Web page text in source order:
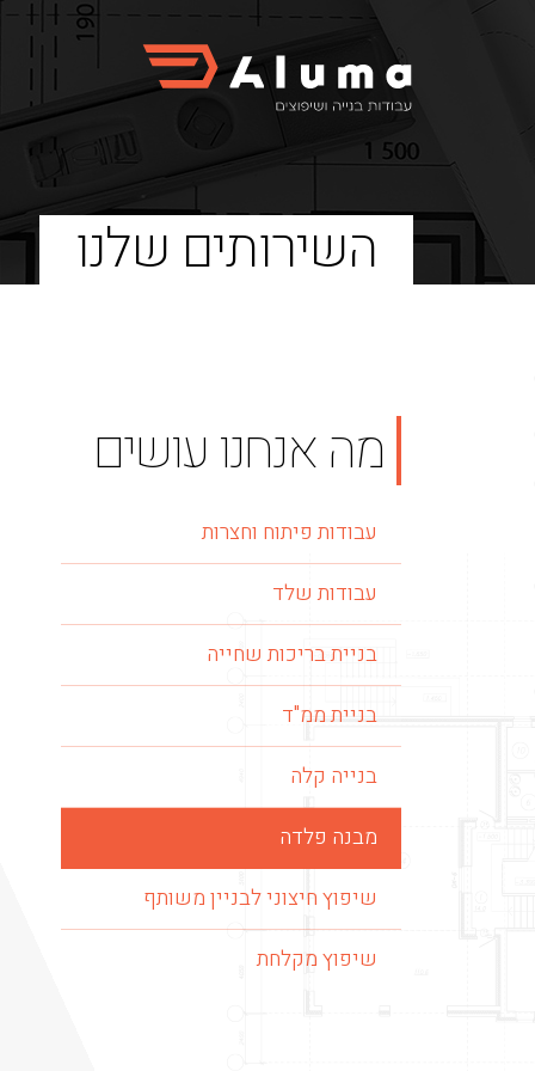
השירותים שלנו
מה אנחנו עושים
עבודות פיתוח וחצרות
עבודות שלד
בניית בריכות שחייה
בניית ממ"ד
בנייה קלה
מבנה פלדה
שיפוץ חיצוני לבניין משותף
שיפוץ מקלחת